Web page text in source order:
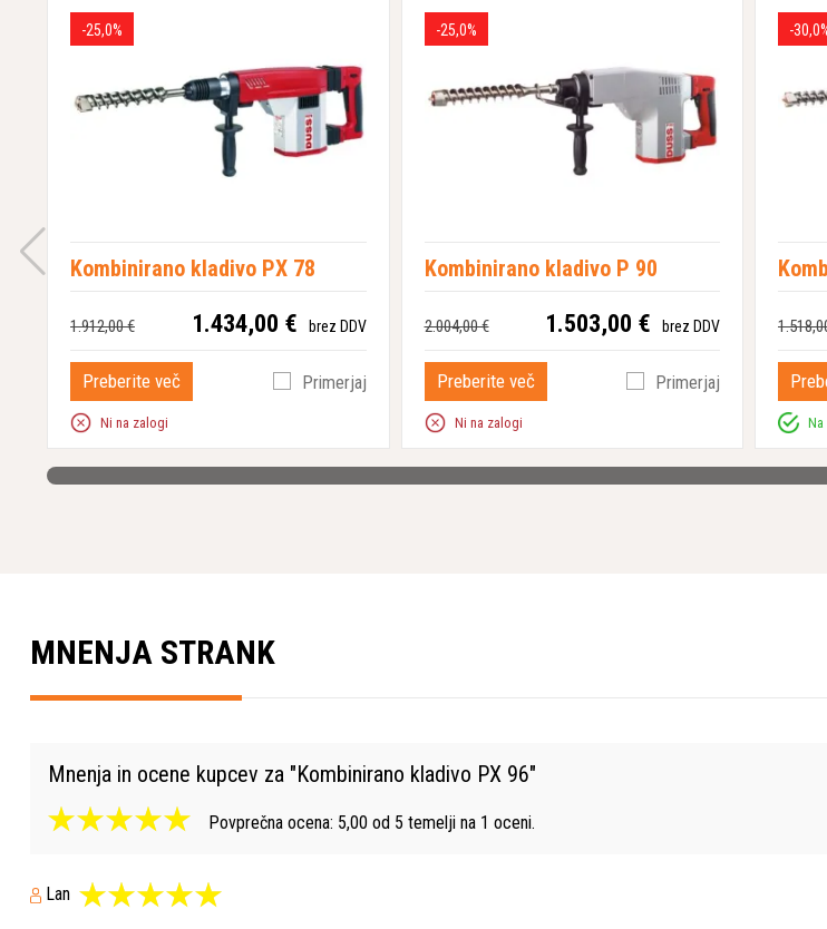
-25,0%
Kombinirano kladivo PX 78
1.912,00 € 1.434,00 € brez DDV
Preberite več Primerjaj
Ni na zalogi
-25,0%
Kombinirano kladivo P 90
2.004,00 € 1.503,00 € brez DDV
Preberite več Primerjaj
Ni na zalogi
-
MNENJA STRANK
Mnenja in ocene kupcev za "Kombinirano kladivo PX 96"
Povprečna ocena: 5,00 od 5 temelji na 1 oceni.
Lan